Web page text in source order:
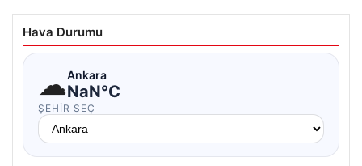
Hava Durumu
☁Ankara
NaN°C
ŞEHIR SEÇ